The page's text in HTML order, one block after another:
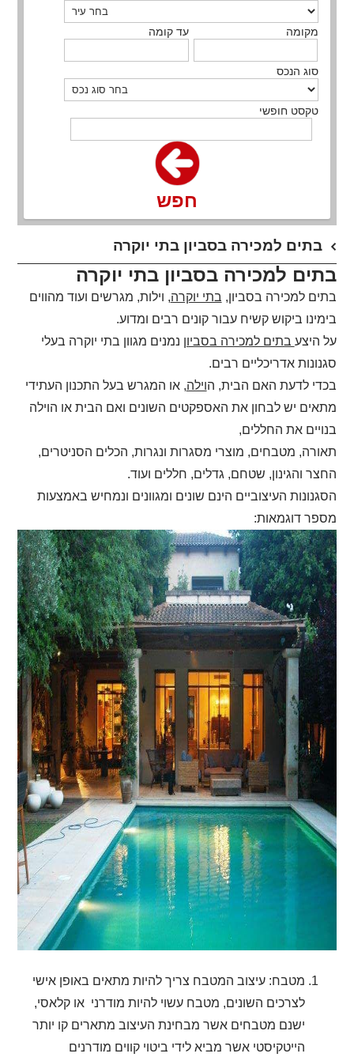
מקומה עד קומה
סוג הנכס
טקסט חופשי
חפש
בתים למכירה בסביון בתי יוקרה
בתים למכירה בסביון בתי יוקרה
בתים למכירה בסביון, בתי יוקרה, וילות, מגרשים ועוד מהווים
בימינו ביקוש קשיח עבור קונים רבים ומדוע.
על היצע בתים למכירה בסביון נמנים מגוון בתי יוקרה בעלי
סגנונות אדריכליים רבים.
בכדי לדעת האם הבית, הוילה, או המגרש בעל התכנון העתידי
מתאים יש לבחון את האספקטים השונים ואם הבית או הוילה
בנויים את החללים,
תאורה, מטבחים, מוצרי מסגרות ונגרות, הכלים הסניטרים,
החצר והגינון, שטחם, גדלים, חללים ועוד.
הסגנונות העיצוביים הינם שונים ומגוונים ונמחיש באמצעות
מספר דוגמאות:
מטבח: עיצוב המטבח צריך להיות מתאים באופן אישי
לצרכים השונים, מטבח עשוי להיות מודרני או קלאסי,
ישנם מטבחים אשר מבחינת העיצוב מתארים קו יותר
הייטקיסטי אשר מביא לידי ביטוי קווים מודרנים